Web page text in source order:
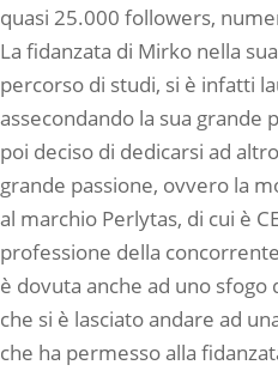
quasi 25.000 followers,
La fidanzata di Mirko nella
percorso di studi, si è infatti
assecondando la sua grande
poi deciso di dedicarsi ad
grande passione, ovvero la
al marchio Perlytas, di cui è
professione della
è dovuta anche ad uno sfogo
che si è lasciato andare ad
che ha permesso alla